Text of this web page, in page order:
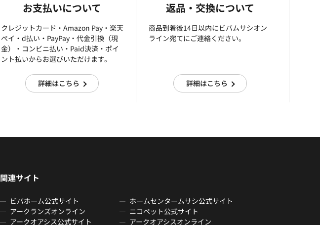
お支払いについて
クレジットカード・Amazon Pay・楽天
ぺイ・d払い・PayPay・代金引換（現
金）・コンビニ払い・Paid決済・ポイ
ント払いからお選びいただけます。
詳細はこちら
返品・交換について
商品到着後14日以内にビバムサシオン
ライン宛てにご連絡ください。
詳細はこちら
関連サイト
ビバホーム公式サイト
ホームセンタームサシ公式サイト
アークランズオンライン
ニコペット公式サイト
アークオアシス公式サイト
アークオアシスオンライン